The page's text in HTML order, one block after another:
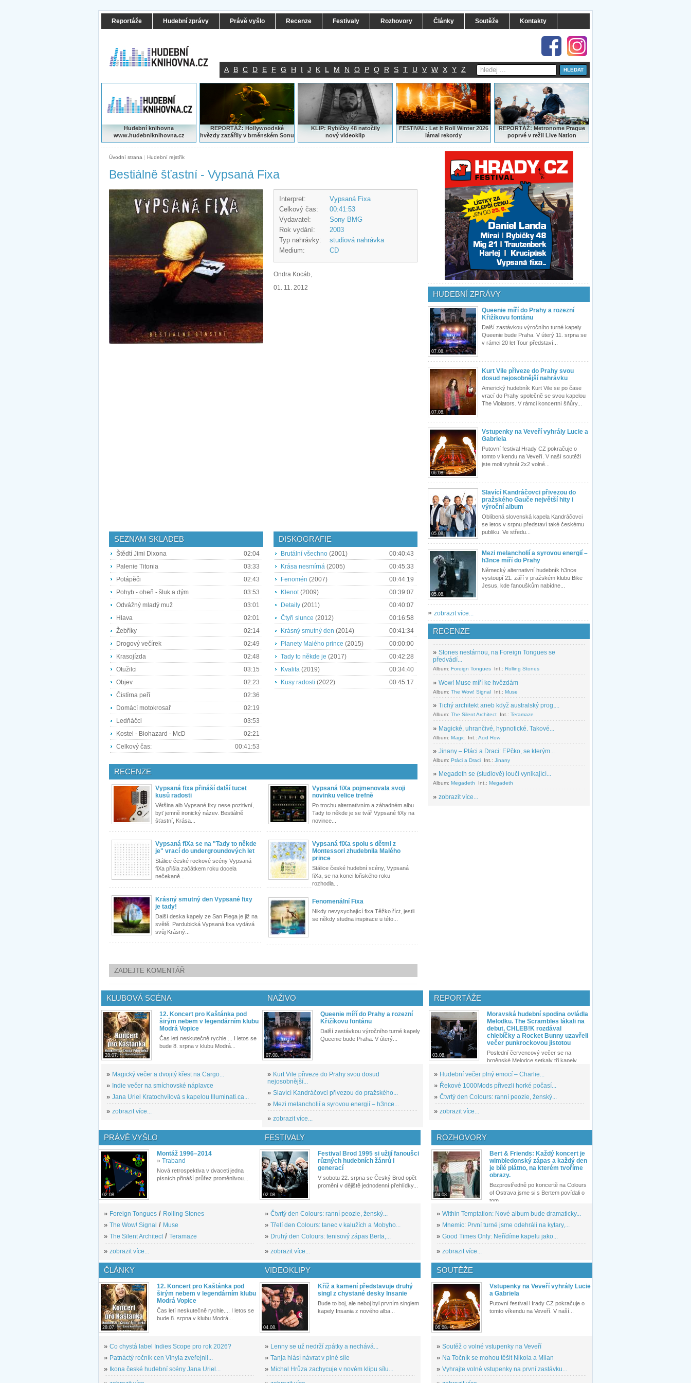
Reportáže Hudební zprávy Právě vyšlo Recenze Festivaly Rozhovory Články Soutěže Kontakty
A B C D E F G H I J K L M N O P Q R S T U V W X Y Z
Hudební knihovna
www.hudebniknihovna.cz
REPORTÁŽ: Hollywoodské
hvězdy zazářily v brněnském Sonu
KLIP: Rybičky 48 natočily
nový videoklip
FESTIVAL: Let It Roll Winter 2026
lámal rekordy
REPORTÁŽ:Metronome Prague
poprvé v režii Live Nation
Úvodní strana | Hudební rejstřík
Bestiálně šťastní - Vypsaná Fixa
Interpret:
Vypsaná Fixa
Celkový čas:
00:41:53
Vydavatel:
Sony BMG
Rok vydání:
2003
Typ nahrávky:
studiová nahrávka
Medium:
CD
Ondra Kocáb,
01. 11. 2012
SEZNAM SKLADEB
Štědtí Jimi Dixona
02:04
Palenie Titonia
03:33
Potápěči
02:43
Pohyb - oheň - šluk a dým
03:53
Odvážný mladý muž
03:01
Hlava
02:01
Žebříky
02:14
Drogový večírek
02:49
Krasojízda
02:48
Otužilci
03:15
Objev
02:23
Čistírna peří
02:36
Domácí motokrosař
02:19
Ledňáčci
03:53
Kostel - Biohazard - McD
02:21
Celkový čas:
00:41:53
DISKOGRAFIE
Brutální všechno (2001)
00:40:43
Krása nesmírná (2005)
00:45:33
Fenomén (2007)
00:44:19
Klenot(2009)
00:39:07
Detaily (2011)
00:40:07
Čtyři slunce (2012)
00:16:58
Krásný smutný den (2014)
00:41:34
Planety Malého prince (2015)
00:00:00
Tady to někde je (2017)
00:42:28
Kvalita (2019)
00:34:40
Kusy radosti (2022) 00:45:17
RECENZE
Vypsaná fixa přináší další tucet
kusů radosti
Většina alb Vypsané fixy nese pozitivní,
byť jemně ironický název. Bestiálně
šťastní, Krása...
Vypsaná fiXa pojmenovala svoji
novinku velice trefně
Po trochu alternativním a záhadném albu
Tady to někde je se tvář Vypsané fiXy na
novince...
Vypsaná fiXa se na "Tady to někde
je" vrací do undergroundových let
Stálice české rockové scény Vypsaná
fiXa přišla začátkem roku docela
nečekaně...
Vypsaná fiXa spolu s dětmi z
Montessori zhudebnila Malého
prince
Stálice české hudební scény, Vypsaná
fiXa, se na konci loňského roku
rozhodla...
Krásný smutný den Vypsané fixy
je tady!
Další deska kapely ze San Piega je již na
světě. Pardubická Vypsaná fixa vydává
svůj Krásný...
Fenomenální Fixa
Nikdy nevysychající fixa Těžko říct, jestli
se někdy studna inspirace u této...
ZADEJTE KOMENTÁŘ
HUDEBNÍ ZPRÁVY
07.08.
Queenie míří do Prahy a rozezní
Křižíkovu fontánu
Další zastávkou výročního turné kapely
Queenie bude Praha. V úterý 11. srpna se
v rámci 20 let Tour představí...
07.08.
Kurt Vile přiveze do Prahy svou
dosud nejosobnější nahrávku
Americký hudebník Kurt Vile se po čase
vrací do Prahy společně se svou kapelou
The Violators. V rámci koncertní šňůry...
06.08.
Vstupenky na Veveří vyhrály Lucie a
Gabriela
Putovní festival Hrady CZ pokračuje o
tomto víkendu na Veveří. V naší soutěži
jste moli vyhrát 2x2 volné...
05.08.
Slavící Kandráčovci přivezou do
pražského Gauče největší hity i
výroční album
Oblíbená slovenská kapela Kandráčovci
se letos v srpnu představí také českému
publiku. Ve středu...
05.08.
Mezi melancholií a syrovou energií –
h3nce míří do Prahy
Německý alternativní hudebník h3nce
vystoupí 21. září v pražském klubu Bike
Jesus, kde fanouškům nabídne...
» zobrazit více...
RECENZE
» Stones nestárnou, na Foreign Tongues se
předvádí...
Album: Foreign Tongues Int.: Rolling Stones
» Wow! Muse míří ke hvězdám
Album: The Wow! Signal Int.: Muse
» Tichý architekt aneb když australský prog,...
Album: The Silent Architect Int.: Teramaze
» Magické, uhrančivé, hypnotické. Takové...
Album: Magic Int.: Acid Row
» Jinany – Ptáci a Draci: EPčko, se kterým...
Album: Ptáci a Draci Int.: Jinany
» Megadeth se (studiově) loučí vynikající...
Album: Megadeth Int.: Megadeth
» zobrazit více...
KLUBOVÁ SCÉNA
28.07.
12. Koncert pro Kaštánka pod
širým nebem v legendárním klubu
Modrá Vopice
Čas letí neskutečně rychle.... I letos se
bude 8. srpna v klubu Modrá...
» Magický večer a dvojitý křest na Cargo...
» Indie večer na smíchovské náplavce
» Jana Uriel Kratochvílová s kapelou Illuminati.ca...
» zobrazit více...
NAŽIVO
07.08.
Queenie míří do Prahy a rozezní
Křižíkovu fontánu
Další zastávkou výročního turné kapely
Queenie bude Praha. V úterý...
» Kurt Vile přiveze do Prahy svou dosud
nejosobnější...
» Slavící Kandráčovci přivezou do pražského...
» Mezi melancholií a syrovou energií – h3nce...
» zobrazit více...
REPORTÁŽE
03.08.
Moravská hudební spodina ovládla
Melodku. The Scrambles lákali na
debut, CHLEB!K rozdával
chlebíčky a Rocket Bunny uzavřeli
večer punkrockovou jistotou
Poslední červencový večer se na
brněnské Melodce setkaly tři kapely...
» Hudební večer plný emocí – Charlie...
» Řekové 1000Mods přivezli horké počasí...
» Čtvrtý den Colours: ranní peozie, ženský...
» zobrazit více...
PRÁVĚ VYŠLO
02.08.
Montáž 1996–2014
» Traband
Nová retrospektiva v dvaceti jedna
písních přináší průřez proměnlivou...
» Foreign Tongues / Rolling Stones
» The Wow! Signal / Muse
» The Silent Architect/ Teramaze
» zobrazit více...
FESTIVALY
02.08.
Festival Brod 1995 si užijí fanoušci
různých hudebních žánrů i
generací
V sobotu 22. srpna se Český Brod opět
promění v dějiště jednodenní přehlídky...
» Čtvrtý den Colours: ranní peozie, ženský...
» Třetí den Colours: tanec v kalužích a Mobyho...
» Druhý den Colours: tenisový zápas Berta,...
» zobrazit více...
ROZHOVORY
04.08.
Bert & Friends: Každý koncert je
wimbledonský zápas a každý den
je bílé plátno, na kterém tvoříme
obrazy.
Bezprostředně po koncertě na Colours
of Ostrava jsme si s Bertem povídali o
tom,...
» Within Temptation: Nové album bude dramaticky...
» Mnemic: První turné jsme odehráli na kytary,...
» Good Times Only: Neřídíme kapelu jako...
» zobrazit více...
ČLÁNKY
28.07.
12. Koncert pro Kaštánka pod
širým nebem v legendárním klubu
Modrá Vopice
Čas letí neskutečně rychle.... I letos se
bude 8. srpna v klubu Modrá...
» Co chystá label Indies Scope pro rok 2026?
» Patnáctý ročník cen Vinyla zveřejnil...
» Ikona české hudební scény Jana Uriel...
VIDEOKLIPY
04.08.
Kříž a kamení představuje druhý
singl z chystané desky Insanie
Bude to boj, ale neboj byl prvním singlem
kapely Insania z nového alba...
» Lenny se už nedrží zpátky a nechává...
» Tanja hlásí návrat v plné síle
» Michal Hrůza zachycuje v novém klipu sílu...
SOUTĚŽE
06.08.
Vstupenky na Veveří vyhrály Lucie
a Gabriela
Putovní festival Hrady CZ pokračuje o
tomto víkendu na Veveří. V naší...
» Soutěž o volné vstupenky na Veveří
» Na Točník se mohou těšit Nikola a Milan
» Vyhrajte volné vstupenky na první zastávku...